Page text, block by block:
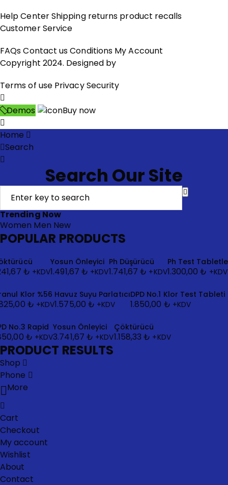
Help CenterShipping returns product recalls
Customer Service
FAQsContact usConditions My Account
Copyright 2024. Designed by
Terms of use PrivacySecurity
Demos Buy now
Home
Search
Search Our Site
Trending Now
Women Men New
POPULAR PRODUCTS
₺ +KDV
Yosun Önleyici
1.491,67 ₺ +KDV
Ph Düşürücü
1.741,67₺ +KDV
Ph Test
1.300,00₺ +KDV
Klor %56
₺ +KDV
Havuz Suyu Parlatıcı
1.575,00 ₺ +KDV
DPD No.1 Klor Test Tableti
1.850,00 ₺ +KDV
No.3 Rapid
₺ +KDV
Yosun Önleyici
3.741,67 ₺ +KDV
Çöktürücü
1.158,33₺ +KDV
PRODUCT RESULTS
Shop
Phone
More
Cart
Checkout
My account
Wishlist
About
Contact